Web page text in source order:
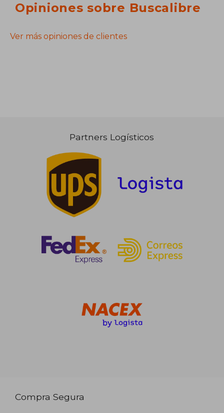
Opiniones sobre Buscalibre
Ver más opiniones de clientes
Partners Logísticos
Compra Segura